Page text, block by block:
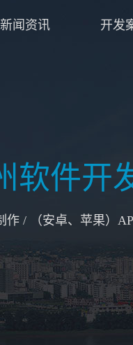
新闻资讯 开发
软件开
/ （安卓、苹果）